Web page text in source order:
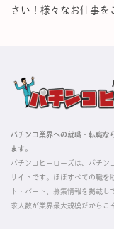
さい！様々なお仕事を
パチンコ業界への就職・転職な
ます。
パチンコヒーローズは、パチン
サイトです。ほぼすべての職を
ト・パート、募集情報を掲載
求人数が業界最大規模だからこ